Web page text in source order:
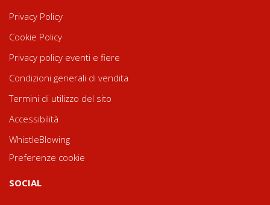
Privacy Policy
Cookie Policy
Privacy policy eventi e fiere
Condizioni generali di vendita
Termini di utilizzo del sito
Accessibilità
WhistleBlowing
Preferenze cookie
SOCIAL